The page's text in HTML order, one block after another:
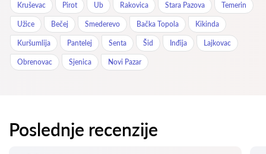
Kruševac Pirot Ub Rakovica Stara Pazova Temerin
Užice Bečej Smederevo Bačka Topola Kikinda
Kuršumlija Pantelej Senta Šid Inđija Lajkovac
Obrenovac Sjenica Novi Pazar
Poslednje recenzije